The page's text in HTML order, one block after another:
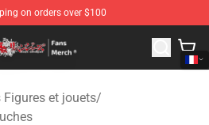
on orders over $100
- Official Tokyo Revengers
Figures et jouets/